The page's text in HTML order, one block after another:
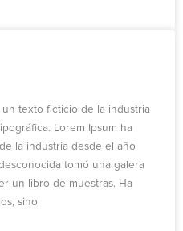
texto ficticio de la industria
Lorem Ipsum ha
la industria desde el año
tomó una galera
un libro de muestras. Ha
sino